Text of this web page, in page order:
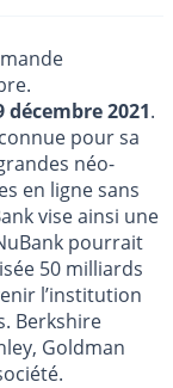
2021.
pour sa
néo-
en ligne sans
vise ainsi une
pourrait
50 milliards
l’institution
Berkshire
Goldman